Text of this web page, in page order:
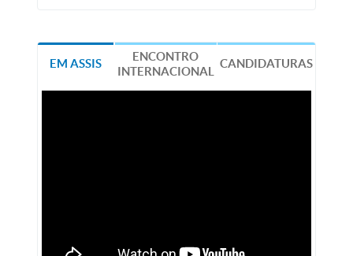
EM ASSIS
ENCONTRO
INTERNACIONAL
CANDIDATURAS